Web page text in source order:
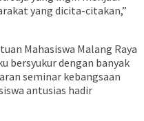
yang dicita-citakan,”
Mahasiswa Malang Raya
bersyukur dengan banyak
seminar kebangsaan
antusias hadir